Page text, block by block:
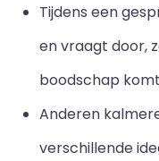
Tijdens een
en vraagt door,
boodschap
Anderen
verschillende